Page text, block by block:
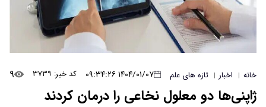
خانه | اخبار | تازه های علم ۱۴۰۴/۰۱/۰۷ ۰۹:۳۴:۲۶ کد خبر: ۳۷۳۹ ۹
ژاپنی‌ها دو معلول نخاعی را درمان کردند